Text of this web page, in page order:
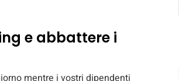
e abbattere i